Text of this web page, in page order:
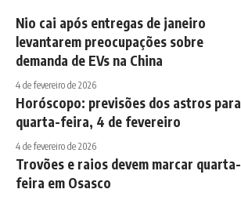
Nio cai após entregas de janeiro
levantarem preocupações sobre
demanda de EVs na China
4 de fevereiro de 2026
Horóscopo: previsões dos astros para
quarta-feira, 4 de fevereiro
4 de fevereiro de 2026
Trovões e raios devem marcar quarta-
feira em Osasco